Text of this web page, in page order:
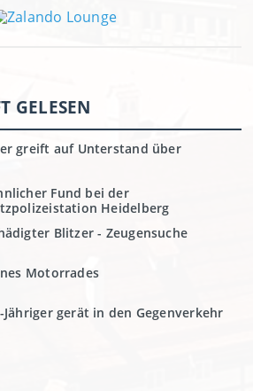
GELESEN
greift auf Unterstand über
Fund bei der
Heidelberg
Blitzer - Zeugensuche
Motorrades
gerät in den Gegenverkehr